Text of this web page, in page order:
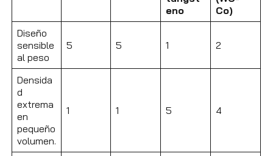
eno
Co)
Diseño
sensible
al peso
5 5 1 2
Densida
d
extrema
en
pequeño
volumen.
1 1 5 4